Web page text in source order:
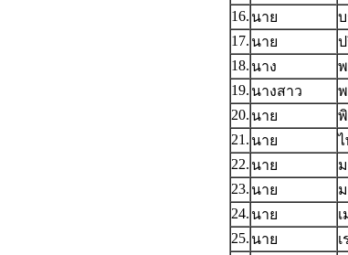
16. นาย
17. นาย
18. นาง
19. นางสาว
20. นาย
21. นาย
22. นาย
23. นาย
24. นาย
25. นาย